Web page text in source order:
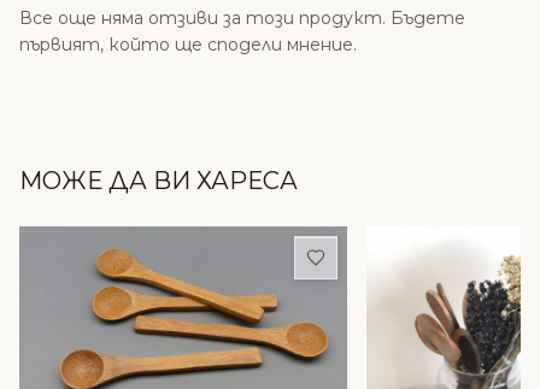
Все още няма отзиви за този продукт. Бъдете
първият, който ще сподели мнение.
МОЖЕ ДА ВИ ХАРЕСА
Добави в любими